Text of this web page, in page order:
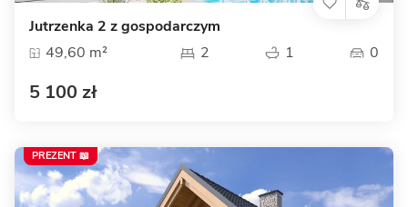
Jutrzenka 2 z gospodarczym
49,60 m²
2 1 0
5 100 zł
PREZENT 📖